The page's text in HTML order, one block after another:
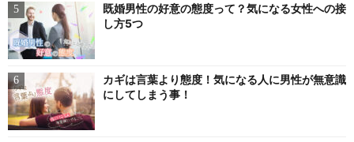
既婚男性の好意の態度って？気になる女性への接
し方5つ
カギは言葉より態度！気になる人に男性が無意識
にしてしまう事！